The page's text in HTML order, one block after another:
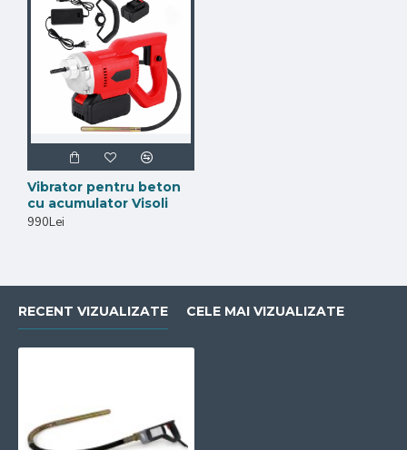
Vibrator pentru beton
cu acumulator Visoli
990Lei
RECENT VIZUALIZATE CELE MAI VIZUALIZATE